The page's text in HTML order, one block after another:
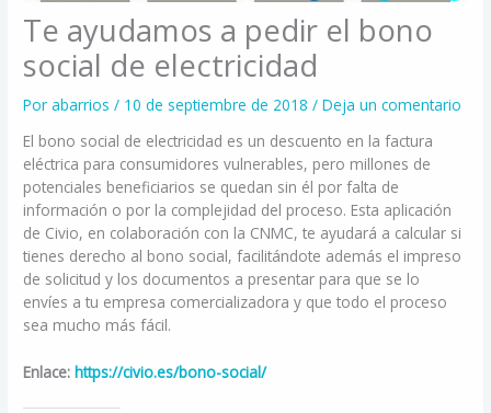
Te ayudamos a pedir el bono
social de electricidad
Porabarrios/ 10 de septiembre de 2018/Deja un comentario
El bono social de electricidad es un descuento en la factura
eléctrica para consumidores vulnerables, pero millones de
potenciales beneficiarios se quedan sin él por falta de
información o por la complejidad del proceso. Esta aplicación
de Civio, en colaboración con la CNMC, te ayudará a calcular si
tienes derecho al bono social, facilitándote además el impreso
de solicitud y los documentos a presentar para que se lo
envíes a tu empresa comercializadora y que todo el proceso
sea mucho más fácil.
Enlace: https://civio.es/bono-social/